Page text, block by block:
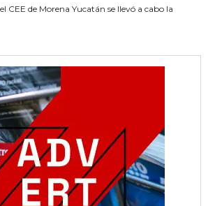
CEE de Morena Yucatán se llevó a cabo la